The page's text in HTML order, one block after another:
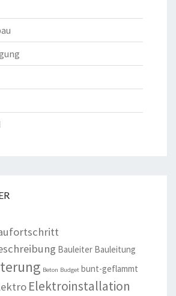
Bauleiter Bauleitung
Beton Budget bunt-geflammt
Elektroinstallation